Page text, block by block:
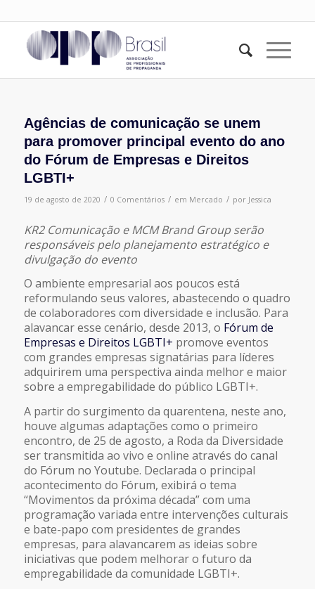
Agências de comunicação se unem
para promover principal evento do ano
do Fórum de Empresas e Direitos
LGBTI+
19 de agosto de 2020 / 0 Comentários / em Mercado / por Jessica
KR2 Comunicação e MCM Brand Group serão
responsáveis pelo planejamento estratégico e
divulgação do evento
O ambiente empresarial aos poucos está
reformulando seus valores, abastecendo o quadro
de colaboradores com diversidade e inclusão. Para
alavancar esse cenário, desde 2013, o Fórum de
Empresas e Direitos LGBTI+ promove eventos
com grandes empresas signatárias para líderes
adquirirem uma perspectiva ainda melhor e maior
sobre a empregabilidade do público LGBTI+.
A partir do surgimento da quarentena, neste ano,
houve algumas adaptações como o primeiro
encontro, de 25 de agosto, a Roda da Diversidade
ser transmitida ao vivo e online através do canal
do Fórum no Youtube. Declarada o principal
acontecimento do Fórum, exibirá o tema
“Movimentos da próxima década” com uma
programação variada entre intervenções culturais
e bate-papo com presidentes de grandes
empresas, para alavancarem as ideias sobre
iniciativas que podem melhorar o futuro da
empregabilidade da comunidade LGBTI+.